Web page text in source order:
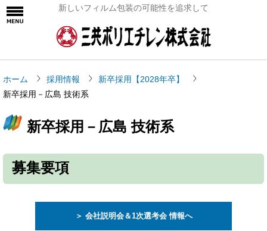
新しいフィルム包装の可能性を追求して
ホーム 採用情報
新卒採用【2028年卒】
新卒採用－広島 技術系
新卒採用－広島 技術系
募集要項
＞ 会社説明会＆1次選考会 情報へ